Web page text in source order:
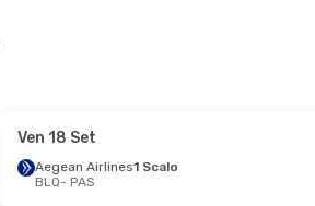
Ven 18 Set
Aegean Airlines1 Scalo
BLQ- PAS